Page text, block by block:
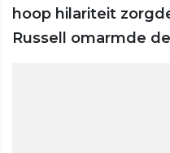
hoop hilariteit
Russell omarmde